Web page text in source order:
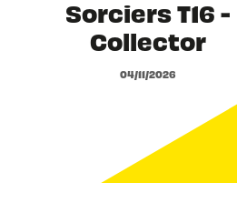
Sorciers T16 -
Collector
04/11/2026